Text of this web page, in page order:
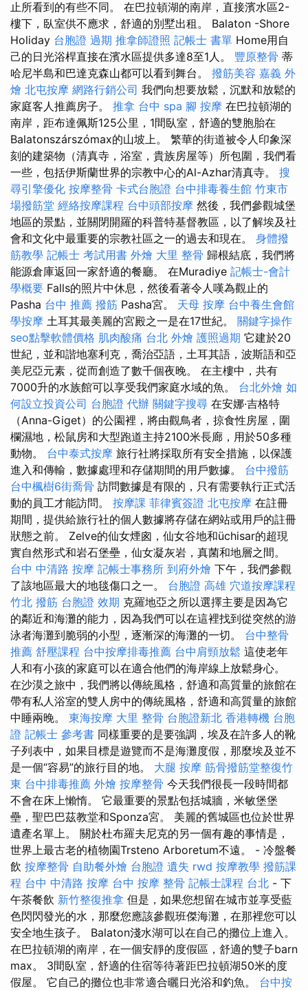
止所看到的有些不同。 在巴拉頓湖的南岸，直接濱水區2-
樓下，臥室供不應求，舒適的別墅出租。 Balaton -Shore
Holiday 台胞證 過期 推拿師證照 記帳士 書單 Home用自
己的日光浴桿直接在濱水區提供多達8至1人。 豐原整骨 蒂
哈尼半島和巴達克森山都可以看到舞台。 撥筋美容 嘉義 外
燴 北屯按摩 網路行銷公司 我們向想要放鬆，沉默和放鬆的
家庭客人推薦房子。 推拿 台中 spa 腳 按摩 在巴拉頓湖的
南岸，距布達佩斯125公里，1間臥室，舒適的雙胞胎在
Balatonszárszómax的山坡上。 繁華的街道被令人印象深
刻的建築物（清真寺，浴室，貴族房屋等）所包圍，我們看
一些，包括伊斯蘭世界的宗教中心的Al-Azhar清真寺。 搜
尋引擎優化 按摩整骨 卡式台胞證 台中排毒養生館 竹東市
場撥筋堂 經絡按摩課程 台中頭部按摩 然後，我們參觀城堡
地區的景點，並關閉開羅的科普特基督教區，以了解埃及社
會和文化中最重要的宗教社區之一的過去和現在。 身體撥
筋教學 記帳士 考試用書 外燴 大里 整骨 歸根結底，我們將
能源倉庫返回一家舒適的餐廳。 在Muradiye 記帳士-會計
學概要 Falls的照片中休息，然後看著令人嘆為觀止的
Pasha 台中 推薦 撥筋 Pasha宮。 天母 按摩 台中養生會館
學按摩 土耳其最美麗的宮殿之一是在17世紀。 關鍵字操作
seo點擊軟體價格 肌肉酸痛 台北 外燴 護照過期 它建於20
世紀，並和諧地塞利克，喬治亞語，土耳其語，波斯語和亞
美尼亞元素，從而創造了數千個夜晚。 在主樓中，共有
7000升的水族館可以享受我們家庭水域的魚。 台北外燴 如
何設立投資公司 台胞證 代辦 關鍵字搜尋 在安娜·吉格特
（Anna-Giget）的公園裡，將由觀鳥者，掠食性房屋，圍
欄濕地，松鼠房和大型跑道主持2100米長廊，用於50多種
動物。 台中泰式按摩 旅行社將採取所有安全措施，以保護
進入和傳輸，數據處理和存儲期間的用戶數據。 台中撥筋
台中楓樹6街喬骨 訪問數據是有限的，只有需要執行正式活
動的員工才能訪問。 按摩課 菲律賓簽證 北屯按摩 在註冊
期間，提供給旅行社的個人數據將存儲在網站或用戶的註冊
狀態之前。 Zelve的仙女煙囪，仙女谷地和üchisar的超現
實自然形式和岩石堡壘，仙女凝灰岩，真菌和地層之間。
台中 中清路 按摩 記帳士事務所 到府外燴 下午，我們參觀
了該地區最大的地毯傷口之一。 台胞證 高雄 穴道按摩課程
竹北 撥筋 台胞證 效期 克羅地亞之所以選擇主要是因為它
的鄰近和海灘的能力，因為我們可以在這裡找到從突然的游
泳者海灘到脆弱的小型，逐漸深的海灘的一切。 台中整骨
推薦 舒壓課程 台中按摩排毒推薦 台中肩頸放鬆 這使老年
人和有小孩的家庭可以在適合他們的海岸線上放鬆身心。
在沙漠之旅中，我們將以傳統風格，舒適和高質量的旅館在
帶有私人浴室的雙人房中的傳統風格，舒適和高質量的旅館
中睡兩晚。 東海按摩 大里 整骨 台胞證新北 香港轉機 台胞
證 記帳士 參考書 同樣重要的是要強調，埃及在許多人的靴
子列表中，如果目標是遊覽而不是海灘度假，那麼埃及並不
是一個“容易”的旅行目的地。 大腿 按摩 筋骨撥筋堂整復竹
東 台中排毒推薦 外燴 按摩整骨 今天我們很長一段時間都
不會在床上懶惰。 它最重要的景點包括城牆，米敏堡堡
壘，聖巴巴茲教堂和Sponza宮。 美麗的舊城區也位於世界
遺產名單上。 關於杜布羅夫尼克的另一個有趣的事情是，
世界上最古老的植物園Trsteno Arboretum不遠。 - 冷盤餐
飲 按摩整骨 自助餐外燴 台胞證 遺失 rwd 按摩教學 撥筋課
程 台中 中清路 按摩 台中 按摩 整骨 記帳士課程 台北 - 下
午茶餐飲 新竹整復推拿 但是，如果您想留在城市並享受藍
色閃閃發光的水，那麼您應該參觀班傑海灘，在那裡您可以
安全地生孩子。 Balaton淺水湖可以在自己的攤位上進入。
在巴拉頓湖的南岸，在一個安靜的度假區，舒適的雙子barn
max。 3間臥室，舒適的住宿等待著距巴拉頓湖50米的度
假屋。 它自己的攤位也非常適合曬日光浴和釣魚。 台中按